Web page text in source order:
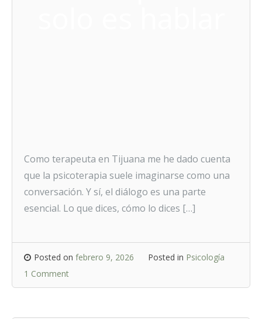
Como terapeuta en Tijuana me he dado cuenta
que la psicoterapia suele imaginarse como una
conversación. Y sí, el diálogo es una parte
esencial. Lo que dices, cómo lo dices […]
Posted on febrero 9, 2026 Posted in Psicología
1 Comment